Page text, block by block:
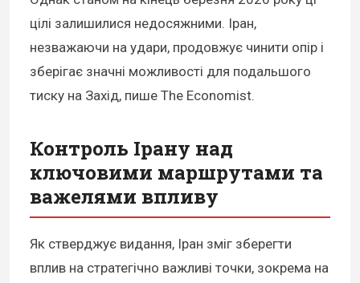
цілі залишилися недосяжними. Іран,
незважаючи на удари, продовжує чинити опір і
зберігає значні можливості для подальшого
тиску на Захід, пише The Economist.
Контроль Ірану над
ключовими маршрутами та
важелями впливу
Як стверджує видання, Іран зміг зберегти
вплив на стратегічно важливі точки, зокрема на